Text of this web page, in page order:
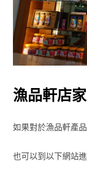
漁品軒店
如果對於漁品軒產
也可以到以下網站